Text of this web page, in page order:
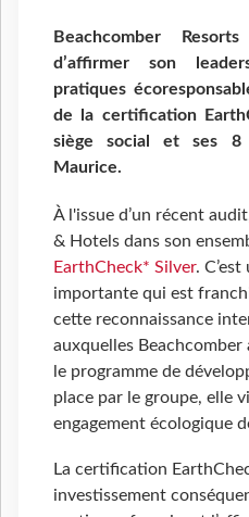
Beachcomber
d’affirmer son
pratiques
de la certification
siège social et ses 8
Maurice.
À l'issue d’un récent
& Hotels dans son
EarthCheck* Silver.
importante qui est
cette reconnaissance
auxquelles Beachcomber
le programme de
place par le groupe, elle
engagement écologique
La certification
investissement